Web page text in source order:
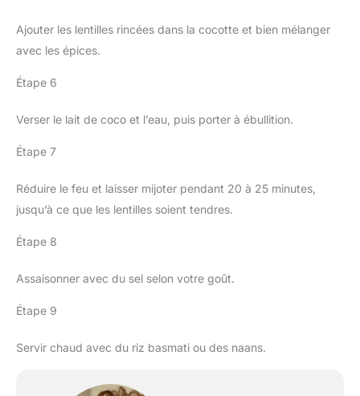
Ajouter les lentilles rincées dans la cocotte et bien mélanger
avec les épices.
Étape 6
Verser le lait de coco et l’eau, puis porter à ébullition.
Étape 7
Réduire le feu et laisser mijoter pendant 20 à 25 minutes,
jusqu’à ce que les lentilles soient tendres.
Étape 8
Assaisonner avec du sel selon votre goût.
Étape 9
Servir chaud avec du riz basmati ou des naans.